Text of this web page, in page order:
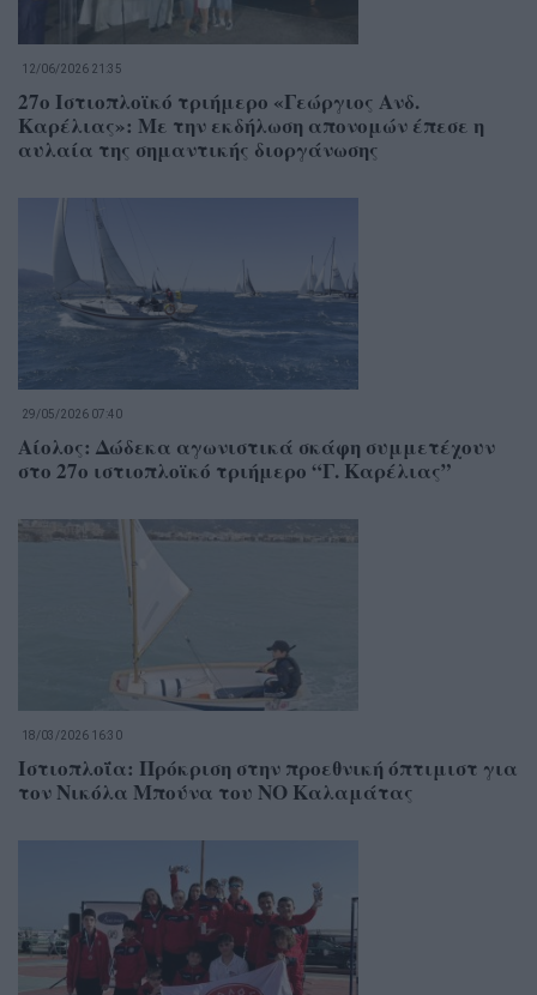
12/06/2026 21:35
27ο Ιστιοπλοϊκό τριήμερο «Γεώργιος Ανδ.
Καρέλιας»: Με την εκδήλωση απονομών έπεσε η
αυλαία της σημαντικής διοργάνωσης
29/05/2026 07:40
Αίολος: Δώδεκα αγωνιστικά σκάφη συμμετέχουν
στο 27ο ιστιοπλοϊκό τριήμερο “Γ. Καρέλιας”
18/03/2026 16:30
Ιστιοπλοΐα: Πρόκριση στην προεθνική όπτιμιστ για
τον Νικόλα Μπούνα του ΝΟ Καλαμάτας